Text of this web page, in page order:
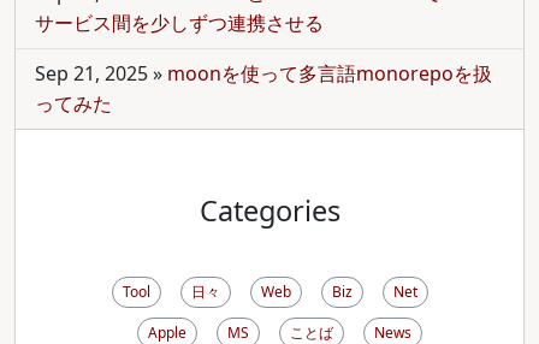
サービス間を少しずつ連携させる
Sep 21, 2025» moonを使って多言語monorepoを扱
ってみた
Categories
Tool 日々 Web Biz
Net
Apple
MS ことば
News